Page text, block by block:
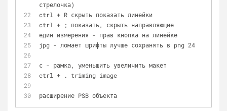
стрелочка)
ctrl + R скрыть показать линейки
ctrl + ; показать, скрыть направляющие
един измерения - прав кнопка на линейке
jpg - ломает шрифты лучше сохранять в png 24
с - рамка, уменьшить увеличить макет
ctrl + . triming image
расширение PSB объекта